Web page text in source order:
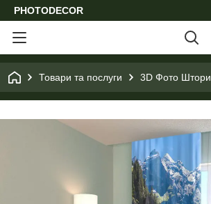
PHOTODECOR
Товари та послуги 3D Фото Штори